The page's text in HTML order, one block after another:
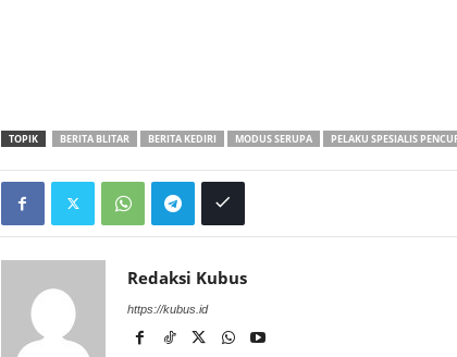
TOPIK BERITA BLITAR BERITA KEDIRI MODUS SERUPA PELAKU SPESIALIS
Redaksi Kubus
https://kubus.id